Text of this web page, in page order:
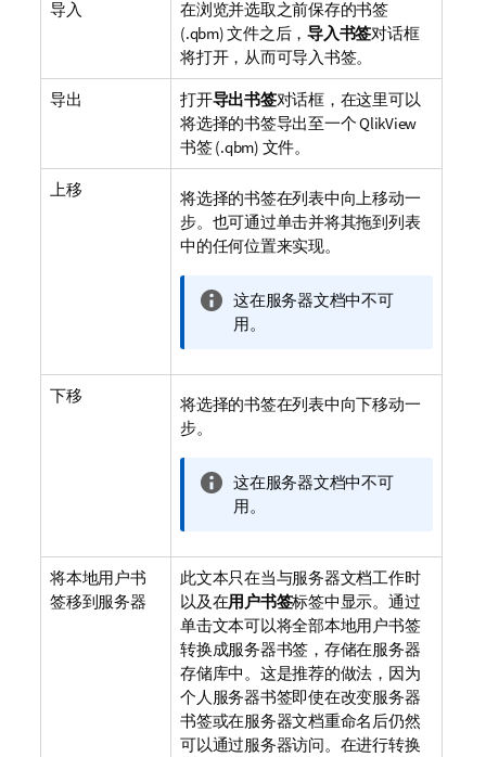
导入
在浏览并选取之前保存的书签
(.qbm) 文件之后， 导入书签对话框
将打开，从而可导入书签。
导出 打开导出书签对话框，在这里可以
将选择的书签导出至一个 QlikView
书签 (.qbm) 文件。
上移
将选择的书签在列表中向上移动一
步。也可通过单击并将其拖到列表
中的任何位置来实现。
信
息
释
这在服务器文档中不可
用。
下移
将选择的书签在列表中向下移动一
步。
信
息
释
这在服务器文档中不可
用。
将本地用户书
签移到服务器
此文本只在当与服务器文档工作时
以及在用户书签标签中显示。通过
单击文本可以将全部本地用户书签
转换成服务器书签，存储在服务器
存储库中。这是推荐的做法，因为
个人服务器书签即使在改变服务器
书签或在服务器文档重命名后仍然
可以通过服务器访问。在进行转换